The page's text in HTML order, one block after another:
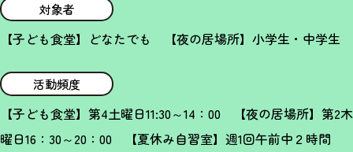
対象者
【子ども食堂】どなたでも 【夜の居場所】小学生・中学生
活動頻度
【子ども食堂】第4土曜日11:30～14：00 【夜の居場所】第2木
曜日16：30～20：00 【夏休み自習室】週1回午前中２時間